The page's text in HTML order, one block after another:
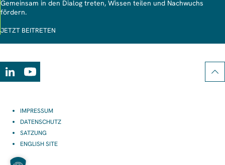
Gemeinsam in den Dialog treten, Wissen teilen und Nachwuchs
fördern.
JETZT BEITRETEN
LinkedInYoutube
IMPRESSUM
DATENSCHUTZ
SATZUNG
ENGLISH SITE